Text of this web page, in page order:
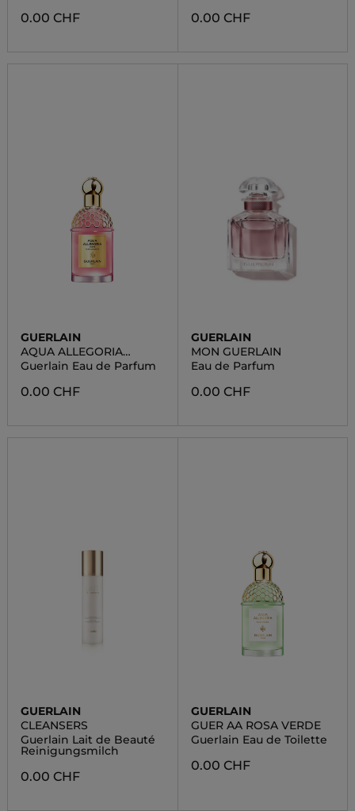
0.00 CHF 0.00 CHF
GUERLAIN
AQUA ALLEGORIA
BLOOM
Guerlain Eau de Parfum
0.00 CHF
GUERLAIN
MON GUERLAIN
Eau de Parfum
0.00 CHF
GUERLAIN
CLEANSERS
Guerlain Lait de Beauté
Reinigungsmilch
0.00 CHF
GUERLAIN
GUER AA ROSA VERDE
Guerlain Eau de Toilette
0.00 CHF